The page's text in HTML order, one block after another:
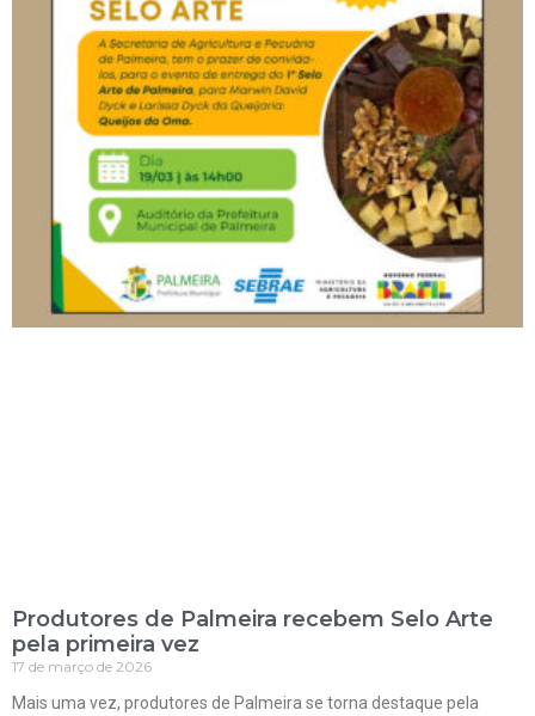
Produtores de Palmeira recebem Selo Arte
pela primeira vez
17 de março de 2026
Mais uma vez, produtores de Palmeira se torna destaque pela